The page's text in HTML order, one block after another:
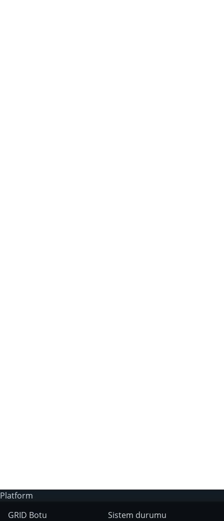
Platform
GRID Botu
Sistem durumu